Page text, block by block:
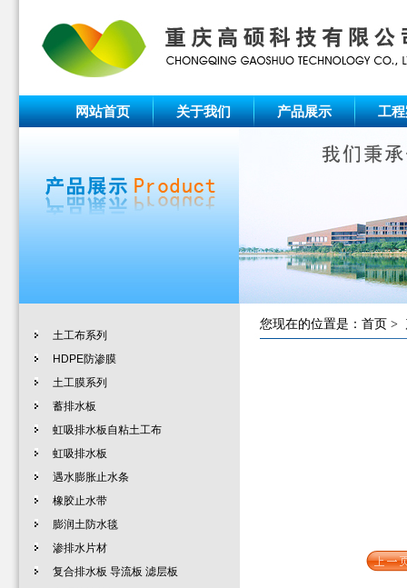
网站首页 关于我们 产品展示 工
土工布系列
HDPE防渗膜
土工膜系列
蓄排水板
虹吸排水板自粘土工布
虹吸排水板
遇水膨胀止水条
橡胶止水带
膨润土防水毯
渗排水片材
复合排水板 导流板 滤层板
您现在的位置是： 首页 >